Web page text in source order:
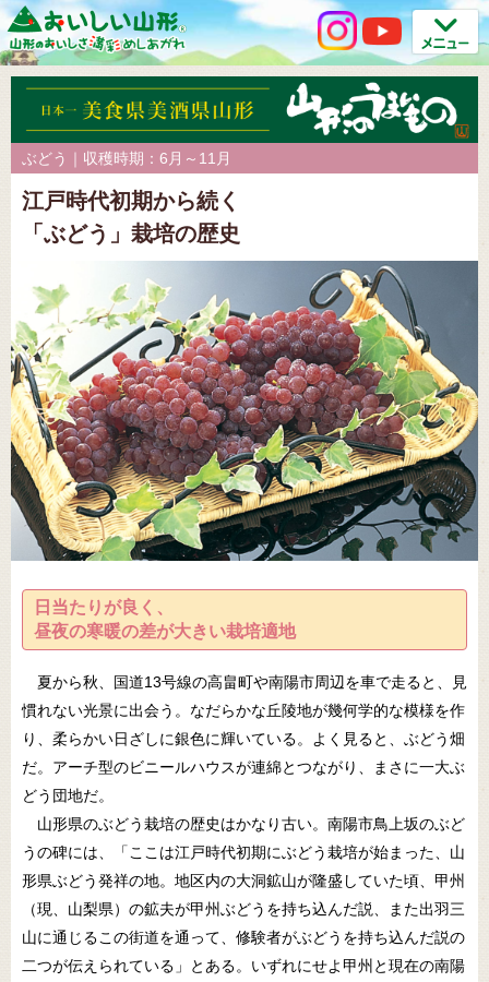
ぶどう｜収穫時期：6月～11月
江戸時代初期から続く
「ぶどう」栽培の歴史
日当たりが良く、
昼夜の寒暖の差が大きい栽培適地
夏から秋、国道13号線の高畠町や南陽市周辺を車で走ると、見
慣れない光景に出会う。なだらかな丘陵地が幾何学的な模様を作
り、柔らかい日ざしに銀色に輝いている。よく見ると、ぶどう畑
だ。アーチ型のビニールハウスが連綿とつながり、まさに一大ぶ
どう団地だ。
山形県のぶどう栽培の歴史はかなり古い。南陽市鳥上坂のぶど
うの碑には、「ここは江戸時代初期にぶどう栽培が始まった、山
形県ぶどう発祥の地。地区内の大洞鉱山が隆盛していた頃、甲州
（現、山梨県）の鉱夫が甲州ぶどうを持ち込んだ説、また出羽三
山に通じるこの街道を通って、修験者がぶどうを持ち込んだ説の
二つが伝えられている」とある。いずれにせよ甲州と現在の南陽